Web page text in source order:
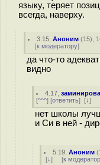
языку, теряет
всегда, наверху.
3.15 ,Аноним (15),
[к модератору]
да что-то
видно
4.17 ,
[^^^] [ответить] [↓]
нет школы
и Си в ней -
5.19 ,Аноним (
[↓] [к